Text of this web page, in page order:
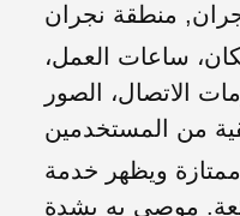
ساعات العمل،
الاتصال، الصور
ويظهر خدمة